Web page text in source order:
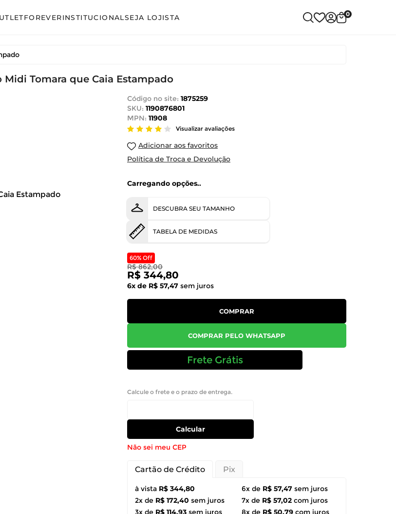
Conjunto Calça
Conjunto Saia
FOREVERINSTITUCIONALSEJA LOJISTA 0
Midi Tomara que Caia Estampado
Código no site: 1875259
SKU: 1190876801
MPN: 11908
Visualizar avaliações
Adicionar aos favoritos
Política de Troca e Devolução
Carregando opções..
DESCUBRA SEU TAMANHO
TABELA DE MEDIDAS
60% Off
R$ 862,00
R$ 344,80
6x de R$ 57,47 sem juros
COMPRAR
COMPRAR PELO WHATSAPP
Frete Grátis
Calcule o frete e o prazo de entrega.
Calcular
Não sei meu CEP
Cartão de Crédito Pix
à vista R$ 344,80
2x de R$ 172,40 sem juros
3x de R$ 114,93 sem juros
6x de R$ 57,47 sem juros
7x de R$ 57,02 com juros
8x de R$ 50,79 com juros